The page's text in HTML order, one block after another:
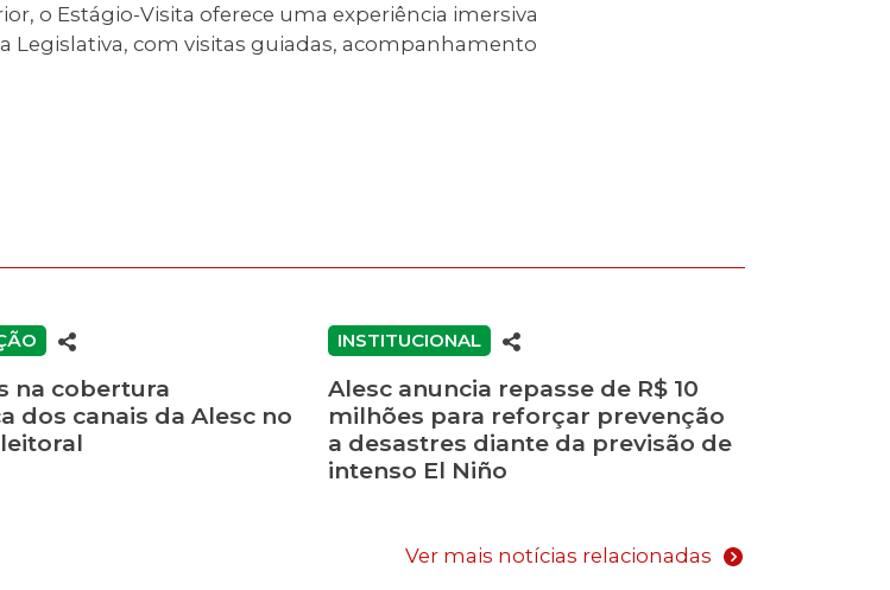
o Estágio-Visita oferece uma experiência imersiva
Legislativa, com visitas guiadas, acompanhamento
na cobertura
dos canais da Alesc no
INSTITUCIONAL
Alesc anuncia repasse de R$ 10
milhões para reforçar prevenção
a desastres diante da previsão de
intenso El Niño
Ver mais notícias relacionadas